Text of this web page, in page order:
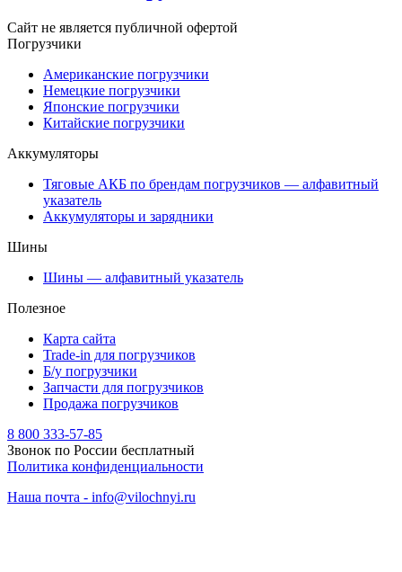
Сайт не является публичной офертой
Погрузчики
Американские погрузчики
Немецкие погрузчики
Японские погрузчики
Китайские погрузчики
Аккумуляторы
Тяговые АКБ по брендам погрузчиков — алфавитный
указатель
Аккумуляторы и зарядники
Шины
Шины — алфавитный указатель
Полезное
Карта сайта
Trade-in для погрузчиков
Б/у погрузчики
Запчасти для погрузчиков
Продажа погрузчиков
8 800 333-57-85
Звонок по России бесплатный
Политика конфиденциальности
Наша почта - info@vilochnyi.ru